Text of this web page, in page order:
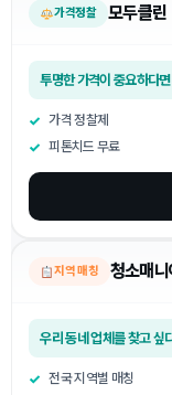
가격정찰 모두클린
투명한 가격이 중요하다면
가격 정찰제
피톤치드 무료
지역 매칭 청소매
우리 동네 업체를 찾고 싶
전국 지역별 매칭